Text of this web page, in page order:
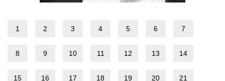
1 2 3 4 5 6 7
8 9 10 11 12 13 14
15 16 17 18 19 20 21